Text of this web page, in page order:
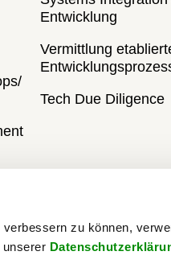
zu können,
unserer
Entwicklung
Vermittlung
Tech Due Diligence